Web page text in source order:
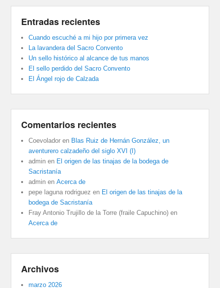
Entradas recientes
Cuando escuché a mi hijo por primera vez
La lavandera del Sacro Convento
Un sello histórico al alcance de tus manos
El sello perdido del Sacro Convento
El Ángel rojo de Calzada
Comentarios recientes
Coevolador en Blas Ruiz de Hernán González, un
aventurero calzadeño del siglo XVI (I)
admin en El origen de las tinajas de la bodega de
Sacristanía
admin enAcerca de
pepe laguna rodriguez en El origen de las tinajas de la
bodega de Sacristanía
Fray Antonio Trujillo de la Torre (fraile Capuchino) en
Acerca de
Archivos
marzo 2026